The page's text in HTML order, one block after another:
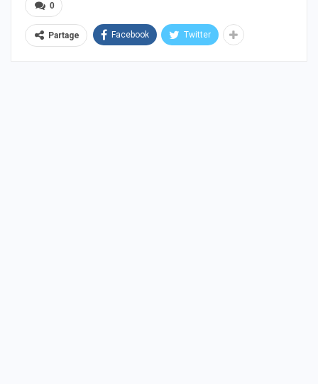
0
Partage Facebook Twitter